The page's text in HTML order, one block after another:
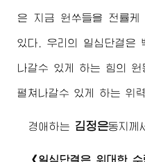
은 지금 원쑤들을 전률케
있다. 우리의 일심단결은
나갈수 있게 하는 힘의 원
펼쳐나갈수 있게 하는 위
경애하는 김정은동지 께
《일심단결은 위대한 수